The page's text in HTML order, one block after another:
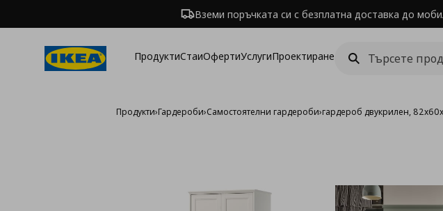
Вземи поръчката си с безплатна доставка до
ПродуктиСтаиОфертиУслугиПроектиране
Продукти›Гардероби›Самостоятелни гардероби›гардероб двукрилен,